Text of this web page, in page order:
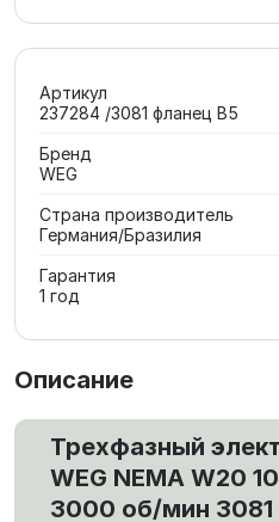
Артикул
237284 /3081 фланец В5
Бренд
WEG
Страна производитель
Германия/Бразилия
Гарантия
1 год
Описание
Трехфазный
WEG NEMA W20
3000 об/мин